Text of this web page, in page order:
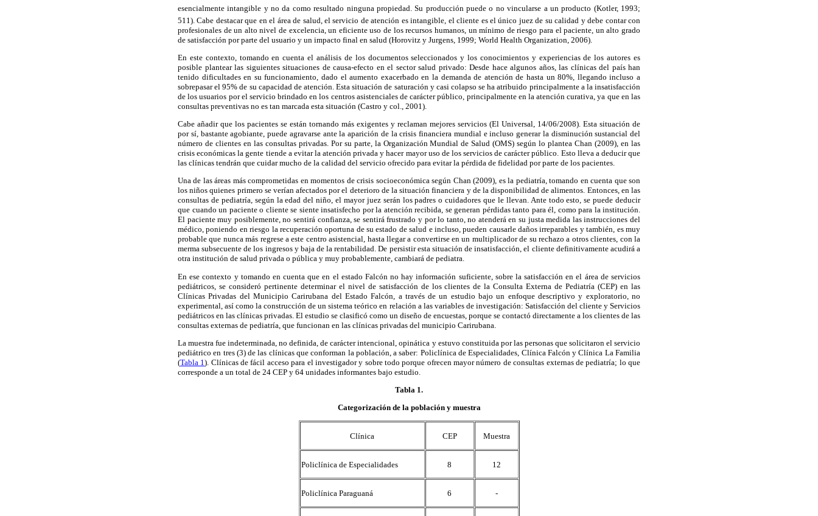
esencialmente intangible y no da como resultado ninguna propiedad. Su producción puede o no vincularse a un producto (Kotler, 1993;
511). Cabe destacar que en el área de salud, el servicio de atención es intangible, el cliente es el único juez de su calidad y debe contar con
profesionales de un alto nivel de excelencia, un eficiente uso de los recursos humanos, un mínimo de riesgo para el paciente, un alto grado
de satisfacción por parte del usuario y un impacto final en salud (Horovitz y Jurgens, 1999; World Health Organization, 2006).
En este contexto, tomando en cuenta el análisis de los documentos seleccionados y los conocimientos y experiencias de los autores es
posible plantear las siguientes situaciones de causa-efecto en el sector salud privado: Desde hace algunos años, las clínicas del país han
tenido dificultades en su funcionamiento, dado el aumento exacerbado en la demanda de atención de hasta un 80%, llegando incluso a
sobrepasar el 95% de su capacidad de atención. Esta situación de saturación y casi colapso se ha atribuido principalmente a la insatisfacción
de los usuarios por el servicio brindado en los centros asistenciales de carácter público, principalmente en la atención curativa, ya que en las
consultas preventivas no es tan marcada esta situación (Castro y col., 2001).
Cabe añadir que los pacientes se están tornando más exigentes y reclaman mejores servicios (El Universal, 14/06/2008). Esta situación de
por sí, bastante agobiante, puede agravarse ante la aparición de la crisis financiera mundial e incluso generar la disminución sustancial del
número de clientes en las consultas privadas. Por su parte, la Organización Mundial de Salud (OMS) según lo plantea Chan (2009), en las
crisis económicas la gente tiende a evitar la atención privada y hacer mayor uso de los servicios de carácter público. Esto lleva a deducir que
las clínicas tendrán que cuidar mucho de la calidad del servicio ofrecido para evitar la pérdida de fidelidad por parte de los pacientes.
Una de las áreas más comprometidas en momentos de crisis socioeconómica según Chan (2009), es la pediatría, tomando en cuenta que son
los niños quienes primero se verían afectados por el deterioro de la situación financiera y de la disponibilidad de alimentos. Entonces, en las
consultas de pediatría, según la edad del niño, el mayor juez serán los padres o cuidadores que le llevan. Ante todo esto, se puede deducir
que cuando un paciente o cliente se siente insatisfecho por la atención recibida, se generan pérdidas tanto para él, como para la institución.
El paciente muy posiblemente, no sentirá confianza, se sentirá frustrado y por lo tanto, no atenderá en su justa medida las instrucciones del
médico, poniendo en riesgo la recuperación oportuna de su estado de salud e incluso, pueden causarle daños irreparables y también, es muy
probable que nunca más regrese a este centro asistencial, hasta llegar a convertirse en un multiplicador de su rechazo a otros clientes, con la
merma subsecuente de los ingresos y baja de la rentabilidad. De persistir esta situación de insatisfacción, el cliente definitivamente acudirá a
otra institución de salud privada o pública y muy probablemente, cambiará de pediatra.
En ese contexto y tomando en cuenta que en el estado Falcón no hay información suficiente, sobre la satisfacción en el área de servicios
pediátricos, se consideró pertinente determinar el nivel de satisfacción de los clientes de la Consulta Externa de Pediatría (CEP) en las
Clínicas Privadas del Municipio Carirubana del Estado Falcón, a través de un estudio bajo un enfoque descriptivo y exploratorio, no
experimental, así como la construcción de un sistema teórico en relación a las variables de investigación: Satisfacción del cliente y Servicios
pediátricos en las clínicas privadas. El estudio se clasificó como un diseño de encuestas, porque se contactó directamente a los clientes de las
consultas externas de pediatría, que funcionan en las clínicas privadas del municipio Carirubana.
La muestra fue indeterminada, no definida, de carácter intencional, opinática y estuvo constituida por las personas que solicitaron el servicio
pediátrico en tres (3) de las clínicas que conforman la población, a saber: Policlínica de Especialidades, Clínica Falcón y Clínica La Familia
(Tabla 1). Clínicas de fácil acceso para el investigador y sobre todo porque ofrecen mayor número de consultas externas de pediatría; lo que
corresponde a un total de 24 CEP y 64 unidades informantes bajo estudio.
Tabla 1.
Categorización de la población y muestra
Clínica CEP Muestra
Policlínica de Especialidades 8 12
Policlínica Paraguaná 6 -